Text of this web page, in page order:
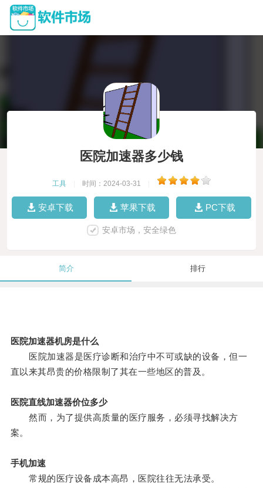
医院加速器多少钱
工具 时间：2024-03-31
安卓下载 苹果下载 PC下载
安卓市场，安全绿色
简介 排行
医院加速器机房是什么
医院加速器是医疗诊断和治疗中不可或缺的设备，但一
直以来其昂贵的价格限制了其在一些地区的普及。
医院直线加速器价位多少
然而，为了提供高质量的医疗服务，必须寻找解决方
案。
手机加速
常规的医疗设备成本高昂，医院往往无法承受。